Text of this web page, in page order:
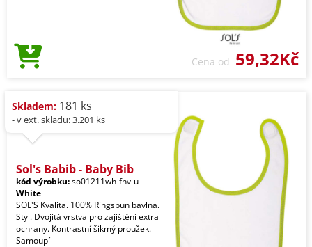
Cena od 59,32Kč
Skladem: 181 ks
- v ext. skladu: 3.201 ks
Sol's Babib - Baby Bib
kód výrobku:so01211wh-fnv-u
White
SOL'S Kvalita. 100% Ringspun bavlna.
Styl. Dvojitá vrstva pro zajištění extra
ochrany. Kontrastní šikmý proužek.
Samoupí